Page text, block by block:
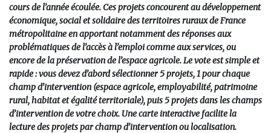
cours de l’année écoulée. Ces projets concourent au développement
économique, social et solidaire des territoires ruraux de France
métropolitaine en apportant notamment des réponses aux
problématiques de l’accès à l’emploi comme aux services, ou
encore de la préservation de l’espace agricole. Le vote est simple et
rapide : vous devez d’abord sélectionner 5 projets, 1 pour chaque
champ d’intervention (espace agricole, employabilité, patrimoine
rural, habitat et égalité territoriale), puis 5 projets dans les champs
d’intervention de votre choix. Une carte interactive facilite la
lecture des projets par champ d’intervention ou localisation.